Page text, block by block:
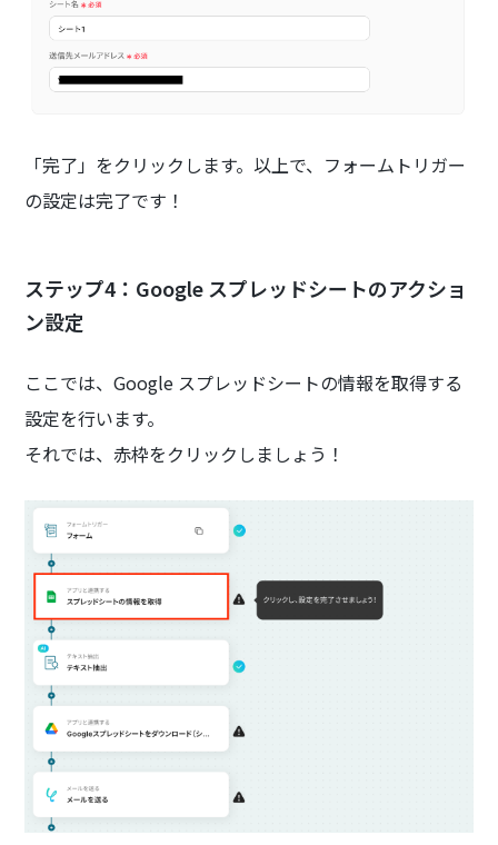
「完了」をクリックします。以上で、フォームトリガー
の設定は完了です！
ステップ4：Google スプレッドシートのアクショ
ン設定
ここでは、Google スプレッドシートの情報を取得する
設定を行います。
それでは、赤枠をクリックしましょう！